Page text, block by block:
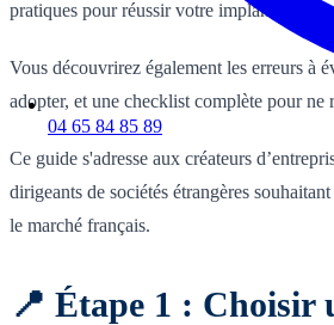
04 65 84 85 89
pratiques pour réussir votre implantation.
Vous découvrirez également les erreurs à
adopter, et une checklist complète pour ne
Ce guide s'adresse aux créateurs
dirigeants de sociétés étrangères
le marché français.
📍 Étape 1 : Choisir